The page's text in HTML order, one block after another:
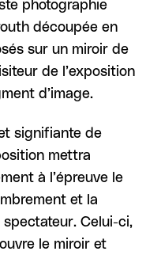
photographie
découpée en
sur un miroir de
de l’exposition
d’image.
signifiante de
mettra
à l’épreuve le
et la
Celui-ci,
le miroir et